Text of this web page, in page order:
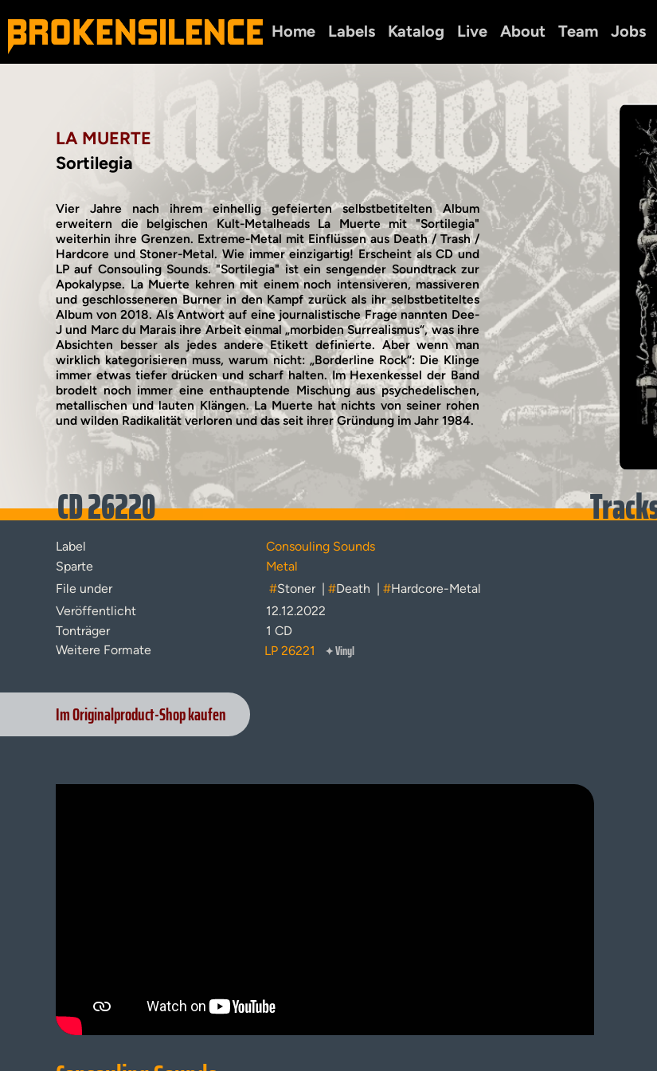
Home Labels Katalog Live About Team Jobs
LA MUERTE
Sortilegia
Vier Jahre nach ihrem einhellig gefeierten selbstbetitelten Album
erweitern die belgischen Kult-Metalheads La Muerte mit "Sortilegia"
weiterhin ihre Grenzen. Extreme-Metal mit Einflüssen aus Death / Trash /
Hardcore und Stoner-Metal. Wie immer einzigartig! Erscheint als CD und
LP auf Consouling Sounds. "Sortilegia" ist ein sengender Soundtrack zur
Apokalypse. La Muerte kehren mit einem noch intensiveren, massiveren
und geschlosseneren Burner in den Kampf zurück als ihr selbstbetiteltes
Album von 2018. Als Antwort auf eine journalistische Frage nannten Dee-
J und Marc du Marais ihre Arbeit einmal „morbiden Surrealismus“, was ihre
Absichten besser als jedes andere Etikett definierte. Aber wenn man
wirklich kategorisieren muss, warum nicht: „Borderline Rock“: Die Klinge
immer etwas tiefer drücken und scharf halten. Im Hexenkessel der Band
brodelt noch immer eine enthauptende Mischung aus psychedelischen,
metallischen und lauten Klängen. La Muerte hat nichts von seiner rohen
und wilden Radikalität verloren und das seit ihrer Gründung im Jahr 1984.
CD 26220
Label
Consouling Sounds
Sparte
Metal
File under
#Stoner | #Death | #Hardcore-Metal
Veröffentlicht
12.12.2022
Tonträger
1 CD
Weitere Formate
LP 26221 ✦Vinyl
Im Originalproduct-Shop kaufen